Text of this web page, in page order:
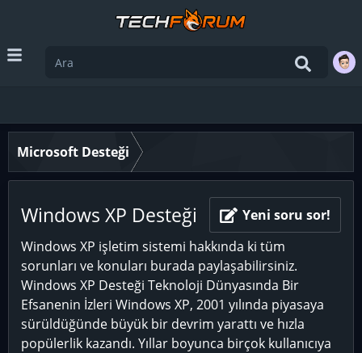
Microsoft Desteği
Windows XP Desteği
Yeni soru sor!
Windows XP işletim sistemi hakkında ki tüm
sorunları ve konuları burada paylaşabilirsiniz.
Windows XP Desteği Teknoloji Dünyasında Bir
Efsanenin İzleri Windows XP, 2001 yılında piyasaya
sürüldüğünde büyük bir devrim yarattı ve hızla
popülerlik kazandı. Yıllar boyunca birçok kullanıcıya